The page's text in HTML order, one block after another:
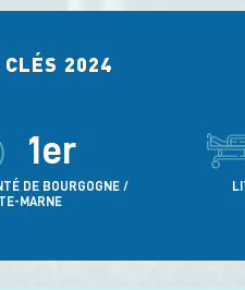
CLÉS 2024
1er
DE BOURGOGNE /
MARNE